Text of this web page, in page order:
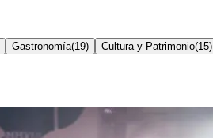
Gastronomía(19) Cultura y Patrimonio(15)